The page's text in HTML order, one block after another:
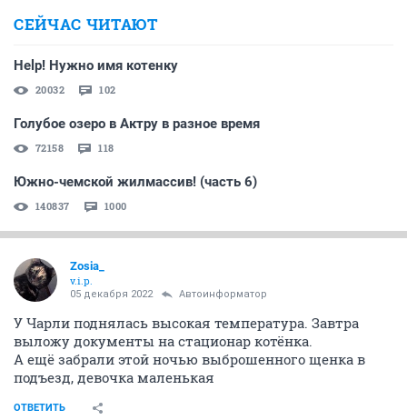
СЕЙЧАС ЧИТАЮТ
Help! Нужно имя котенку
20032 102
Голубое озеро в Актру в разное время
72158 118
Южно-чемской жилмассив! (часть 6)
140837 1000
Zosia_
v.i.p.
05 декабря 2022 Автоинформатор
У Чарли поднялась высокая температура. Завтра
выложу документы на стационар котёнка.
А ещё забрали этой ночью выброшенного щенка в
подъезд, девочка маленькая
ОТВЕТИТЬ